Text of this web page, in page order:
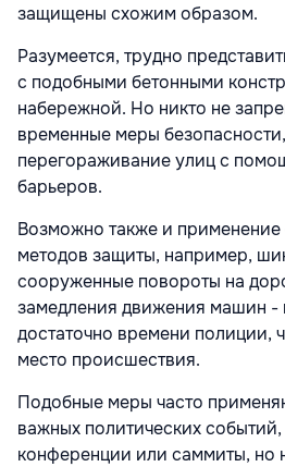
защищены схожим образом.
Разумеется, трудно
с подобными бетонными
набережной. Но никто не
временные меры
перегораживание улиц с
барьеров.
Возможно также и
методов защиты, например,
сооруженные повороты на
замедления движения машин -
достаточно времени полиции,
место происшествия.
Подобные меры часто
важных политических
конференции или саммиты, но